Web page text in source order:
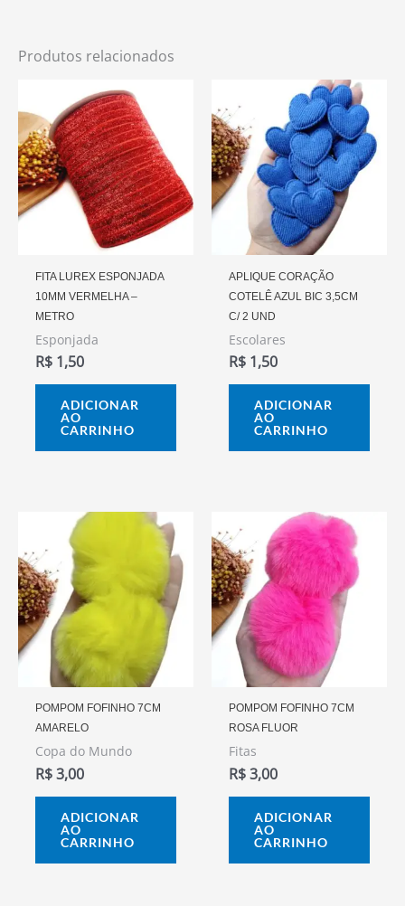
Produtos relacionados
FITA LUREX ESPONJADA
10MM VERMELHA –
METRO
Esponjada
R$ 1,50
ADICIONAR
AO
CARRINHO
APLIQUE CORAÇÃO
COTELÊ AZUL BIC 3,5CM
C/ 2 UND
Escolares
R$ 1,50
ADICIONAR
AO
CARRINHO
POMPOM FOFINHO 7CM
AMARELO
Copa do Mundo
R$3,00
ADICIONAR
AO
CARRINHO
POMPOM FOFINHO 7CM
ROSA FLUOR
Fitas
R$3,00
ADICIONAR
AO
CARRINHO